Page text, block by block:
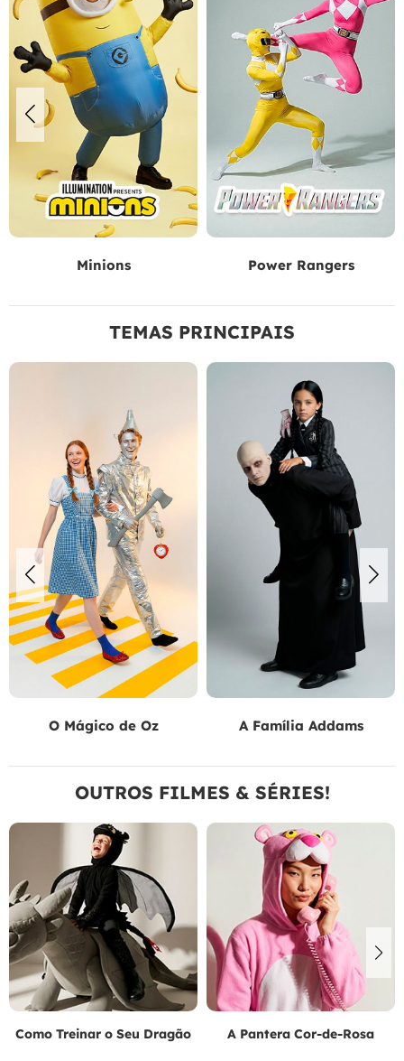
Minions Power Rangers
TEMAS PRINCIPAIS
O Mágico de Oz A Família Addams
OUTROS FILMES & SÉRIES!
Como Treinar o Seu Dragão A Pantera Cor-de-Rosa